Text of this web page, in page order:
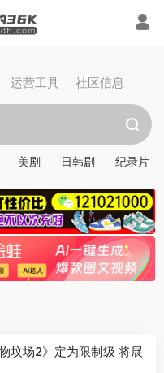
运营工具 社区信息
美剧 日韩剧 纪录片
坟场2》定为限制级 将展